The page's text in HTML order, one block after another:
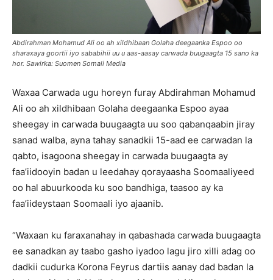
Abdirahman Mohamud Ali oo ah xildhibaan Golaha deegaanka Espoo oo
sharaxaya goortii iyo sababihii uu u aas-aasay carwada buugaagta 15 sano ka
hor. Sawirka: Suomen Somali Media
Waxaa Carwada ugu horeyn furay Abdirahman Mohamud
Ali oo ah xildhibaan Golaha deegaanka Espoo ayaa
sheegay in carwada buugaagta uu soo qabanqaabin jiray
sanad walba, ayna tahay sanadkii 15-aad ee carwadan la
qabto, isagoona sheegay in carwada buugaagta ay
faa’iidooyin badan u leedahay qorayaasha Soomaaliyeed
oo hal abuurkooda ku soo bandhiga, taasoo ay ka
faa’iideystaan Soomaali iyo ajaanib.
“Waxaan ku faraxanahay in qabashada carwada buugaagta
ee sanadkan ay taabo gasho iyadoo lagu jiro xilli adag oo
dadkii cudurka Korona Feyrus dartiis aanay dad badan la